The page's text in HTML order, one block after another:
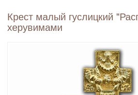
Крест малый гуслицкий
херувимами